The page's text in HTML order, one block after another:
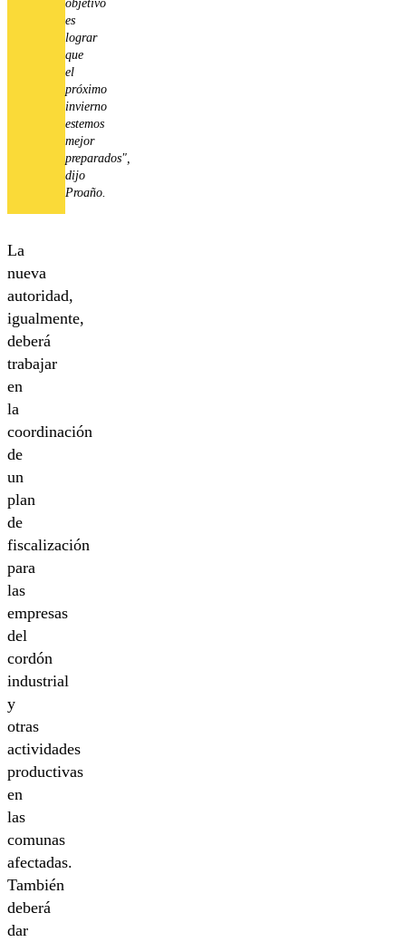
es
lograr
que
el
próximo
invierno
estemos
mejor
preparados",
dijo
Proaño.
La
nueva
autoridad,
igualmente,
deberá
trabajar
en
la
coordinación
de
un
plan
de
fiscalización
para
las
empresas
del
cordón
industrial
y
otras
actividades
productivas
en
las
comunas
afectadas.
También
deberá
dar